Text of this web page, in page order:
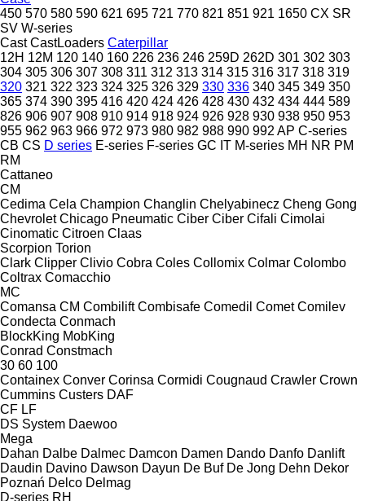
450 570 580 590 621 695 721 770 821 851 921 1650 CX SR
SV W-series
Cast CastLoaders Caterpillar
12H 12M 120 140 160 226 236 246 259D 262D 301 302 303
304 305 306 307 308 311 312 313 314 315 316 317 318 319
320 321 322 323 324 325 326 329 330 336 340 345 349 350
365 374 390 395 416 420 424 426 428 430 432 434 444 589
826 906 907 908 910 914 918 924 926 928 930 938 950 953
955 962 963 966 972 973 980 982 988 990 992 AP C-series
CB CS D series E-series F-series GC IT M-series MH NR PM
RM
Cattaneo
CM
Cedima Cela Champion Changlin Chelyabinecz Cheng Gong
Chevrolet Chicago Pneumatic Ciber Ciber Cifali Cimolai
Cinomatic Citroen Claas
Scorpion Torion
Clark Clipper Clivio Cobra Coles Collomix Colmar Colombo
Coltrax Comacchio
MC
Comansa CM Combilift Combisafe Comedil Comet Comilev
Condecta Conmach
BlockKing MobKing
Conrad Constmach
30 60 100
Containex Conver Corinsa Cormidi Cougnaud Crawler Crown
Cummins Custers DAF
CF LF
DS System Daewoo
Mega
Dahan Dalbe Dalmec Damcon Damen Dando Danfo Danlift
Daudin Davino Dawson Dayun De Buf De Jong Dehn Dekor
Poznań Delco Delmag
D-series RH